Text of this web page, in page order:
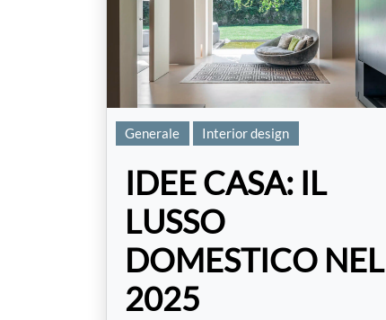
Generale Interior design
IDEE CASA: IL
LUSSO
DOMESTICO NEL
2025